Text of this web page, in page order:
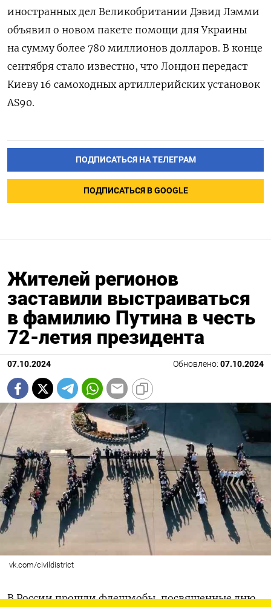
иностранных дел Великобритании Дэвид Лэмми
объявил о новом пакете помощи для Украины
на сумму более 780 миллионов долларов. В конце
сентября стало известно, что Лондон передаст
Киеву 16 самоходных артиллерийских установок
AS90.
ПОДПИСАТЬСЯ НА ТЕЛЕГРАМ
ПОДПИСАТЬСЯ В GOOGLE
Жителей регионов
заставили выстраиваться
в фамилию Путина в честь
72-летия президента
07.10.2024 Обновлено: 07.10.2024
vk.com/civildistrict
В России прошли флешмобы, посвященные дню